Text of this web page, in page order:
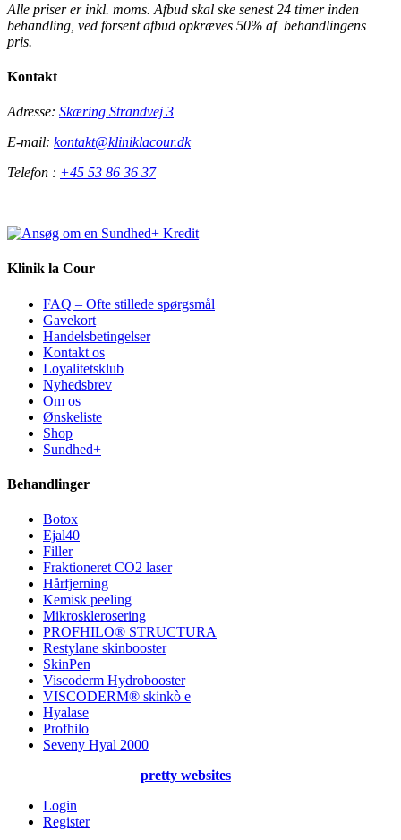
Alle priser er inkl. moms. Afbud skal ske senest 24 timer inden
behandling, ved forsent afbud opkræves 50% af behandlingens
pris.
Kontakt
Adresse: Skæring Strandvej 3
E-mail: kontakt@kliniklacour.dk
Telefon : +45 53 86 36 37
Klinik la Cour
FAQ – Ofte stillede spørgsmål
Gavekort
Handelsbetingelser
Kontakt os
Loyalitetsklub
Nyhedsbrev
Om os
Ønskeliste
Shop
Sundhed+
Behandlinger
Botox
Ejal40
Filler
Fraktioneret CO2 laser
Hårfjerning
Kemisk peeling
Mikrosklerosering
PROFHILO® STRUCTURA
Restylane skinbooster
SkinPen
Viscoderm Hydrobooster
VISCODERM® skinkò e
Hyalase
Profhilo
Seveny Hyal 2000
pretty websites
Login
Register